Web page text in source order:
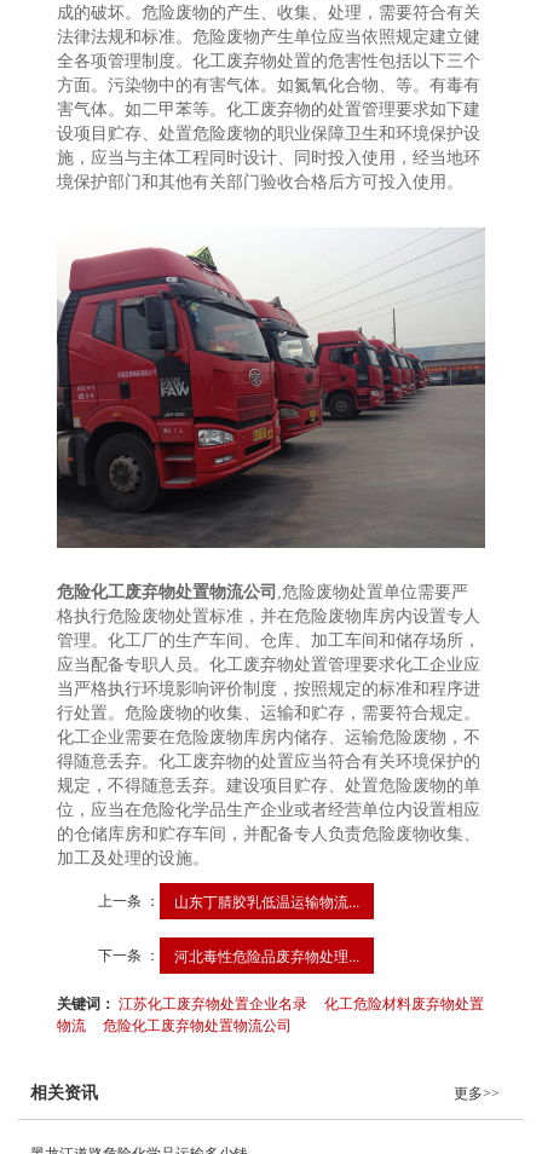
成的破坏。危险废物的产生、收集、处理，需要符合有关
法律法规和标准。危险废物产生单位应当依照规定建立健
全各项管理制度。化工废弃物处置的危害性包括以下三个
方面。污染物中的有害气体。如氮氧化合物、等。有毒有
害气体。如二甲苯等。化工废弃物的处置管理要求如下建
设项目贮存、处置危险废物的职业保障卫生和环境保护设
施，应当与主体工程同时设计、同时投入使用，经当地环
境保护部门和其他有关部门验收合格后方可投入使用。
危险化工废弃物处置物流公司 ,危险废物处置单位需要严
格执行危险废物处置标准，并在危险废物库房内设置专人
管理。化工厂的生产车间、仓库、加工车间和储存场所，
应当配备专职人员。化工废弃物处置管理要求化工企业应
当严格执行环境影响评价制度，按照规定的标准和程序进
行处置。危险废物的收集、运输和贮存，需要符合规定。
化工企业需要在危险废物库房内储存、运输危险废物，不
得随意丢弃。化工废弃物的处置应当符合有关环境保护的
规定，不得随意丢弃。建设项目贮存、处置危险废物的单
位，应当在危险化学品生产企业或者经营单位内设置相应
的仓储库房和贮存车间，并配备专人负责危险废物收集、
加工及处理的设施。
上一条 ： 山东丁腈胶乳低温运输物流...
下一条 ： 河北毒性危险品废弃物处理...
关键词：江苏化工废弃物处置企业名录
化工危险材料废弃物处置
物流
危险化工废弃物处置物流公司
相关资讯 更多>>